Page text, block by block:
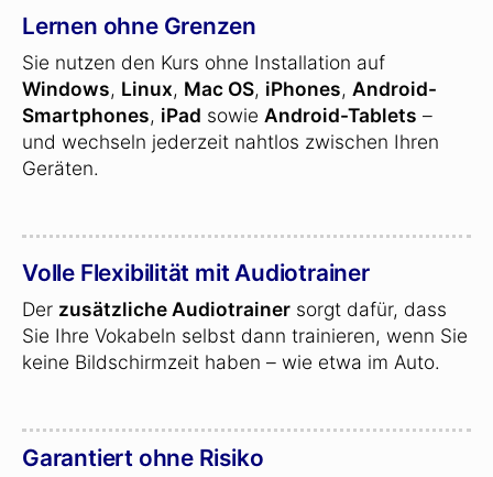
Lernen ohne Grenzen
Sie nutzen den Kurs ohne Installation auf
Windows, Linux, Mac OS, iPhones, Android-
Smartphones, iPad sowie Android-Tablets –
und wechseln jederzeit nahtlos zwischen Ihren
Geräten.
Volle Flexibilität mit Audiotrainer
Der zusätzliche Audiotrainer sorgt dafür, dass
Sie Ihre Vokabeln selbst dann trainieren, wenn Sie
keine Bildschirmzeit haben – wie etwa im Auto.
Garantiert ohne Risiko